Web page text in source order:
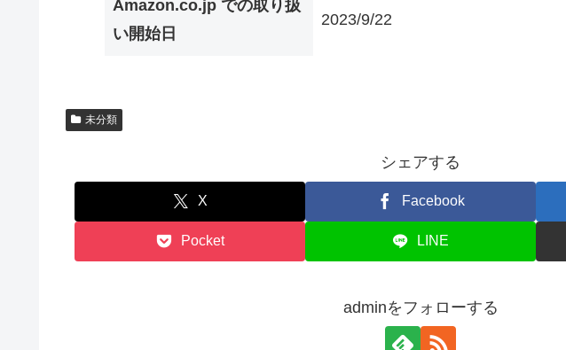
Amazon.co.jp での取り扱
い開始日
2023/9/22
未分類
シェアする
X Facebook
Pocket LINE
adminをフォローする